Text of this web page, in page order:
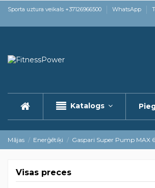
Sporta uztura veikals +37126966500 WhatsApp
Katalogs
Mājas Enerģētiķi Gaspari Super Pump MAX
Visas preces